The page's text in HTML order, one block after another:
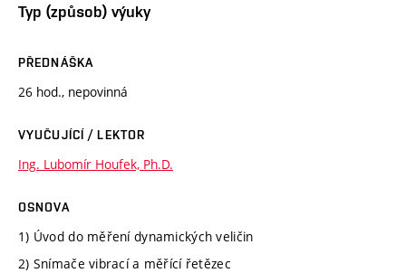
Typ (způsob) výuky
PŘEDNÁŠKA
26 hod., nepovinná
VYUČUJÍCÍ / LEKTOR
Ing. Lubomír Houfek, Ph.D.
OSNOVA
1) Úvod do měření dynamických veličin
2) Snímače vibrací a měřící řetězec